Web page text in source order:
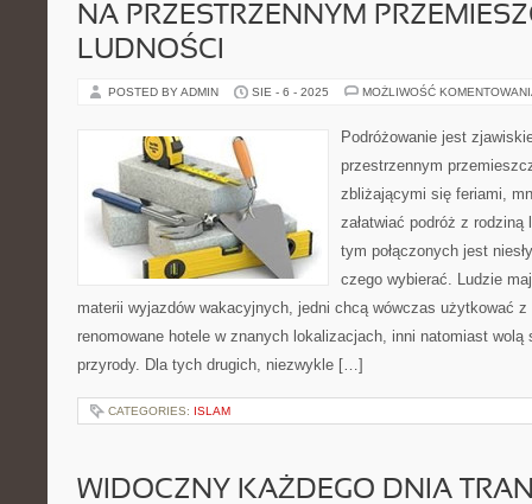
NA PRZESTRZENNYM
LUDNOŚCI
POSTED BY ADMIN SIE - 6 - 2025 MOŻLIWOŚĆ
Podróżowanie jest
przestrzennym
zbliżającymi się feriami,
załatwiać podróż z
tym połączonych jest
czego wybierać. Ludzie
materii wyjazdów wakacyjnych, jedni chcą wówczas użytkować z
renomowane hotele w znanych lokalizacjach, inni natomiast wolą
przyrody. Dla tych drugich, niezwykle […]
CATEGORIES: ISLAM
WIDOCZNY KAŻDEGO DNIA